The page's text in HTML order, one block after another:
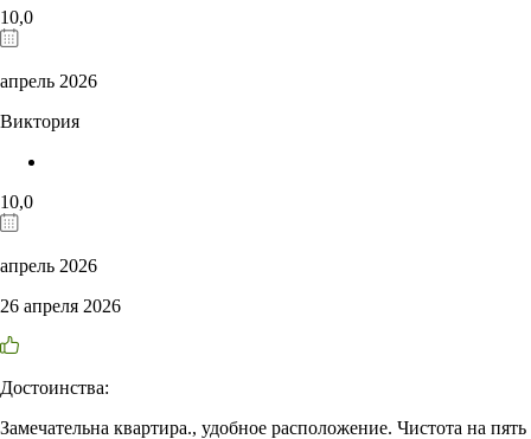
10,0
апрель 2026
Виктория
10,0
апрель 2026
26 апреля 2026
Достоинства:
Замечательна квартира., удобное расположение. Чистота на пять